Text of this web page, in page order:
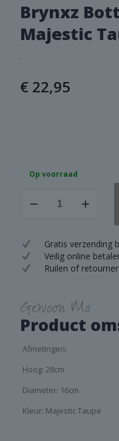
Brynxz
Majestic
.
€ 22,95
Op voorraad
Bottle
Majestic
Taupe
M
aantal
Gratis verzending
Veilig online
Ruilen of
Gewoon Mo
Product
Afmetingen:
Hoog: 28cm
Diameter: 16cm
Kleur: Majestic Taupe